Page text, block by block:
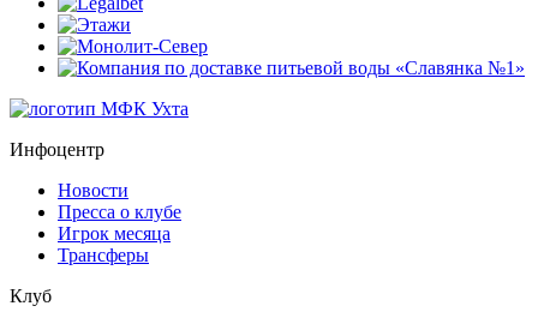
Инфоцентр
Новости
Пресса о клубе
Игрок месяца
Трансферы
Клуб